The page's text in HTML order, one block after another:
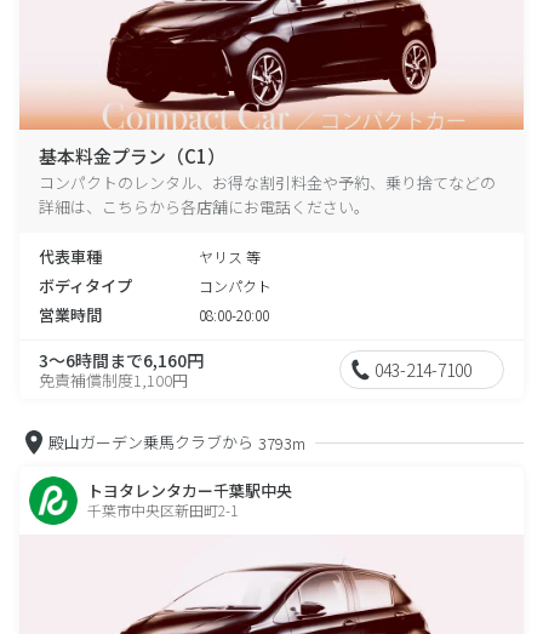
基本料金プラン（C1）
コンパクトのレンタル、お得な割引料金や予約、乗り捨てなどの
詳細は、こちらから各店舗にお電話ください。
代表車種 ヤリス 等
ボディタイプ コンパクト
営業時間 08:00-20:00
3～6時間まで6,160円
免責補償制度1,100円 043-214-7100
殿山ガーデン乗馬クラブから 3793m
トヨタレンタカー千葉駅中央
千葉市中央区新田町2-1